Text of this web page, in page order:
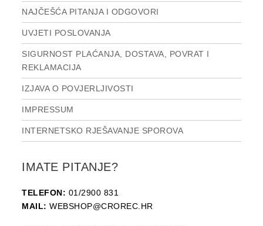
NAJČEŠĆA PITANJA I ODGOVORI
UVJETI POSLOVANJA
SIGURNOST PLAĆANJA, DOSTAVA, POVRAT I
REKLAMACIJA
IZJAVA O POVJERLJIVOSTI
IMPRESSUM
INTERNETSKO RJEŠAVANJE SPOROVA
IMATE PITANJE?
TELEFON: 01/2900 831
MAIL: WEBSHOP@CROREC.HR